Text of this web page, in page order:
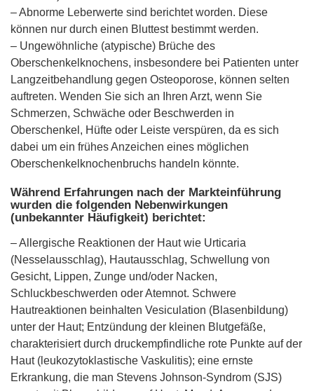
– Abnorme Leberwerte sind berichtet worden. Diese
können nur durch einen Bluttest bestimmt werden.
– Ungewöhnliche (atypische) Brüche des
Oberschenkelknochens, insbesondere bei Patienten unter
Langzeitbehandlung gegen Osteoporose, können selten
auftreten. Wenden Sie sich an Ihren Arzt, wenn Sie
Schmerzen, Schwäche oder Beschwerden in
Oberschenkel, Hüfte oder Leiste verspüren, da es sich
dabei um ein frühes Anzeichen eines möglichen
Oberschenkelknochenbruchs handeln könnte.
Während Erfahrungen nach der Markteinführung
wurden die folgenden Nebenwirkungen
(unbekannter Häufigkeit) berichtet:
– Allergische Reaktionen der Haut wie Urticaria
(Nesselausschlag), Hautausschlag, Schwellung von
Gesicht, Lippen, Zunge und/oder Nacken,
Schluckbeschwerden oder Atemnot. Schwere
Hautreaktionen beinhalten Vesiculation (Blasenbildung)
unter der Haut; Entzündung der kleinen Blutgefäße,
charakterisiert durch druckempfindliche rote Punkte auf der
Haut (leukozytoklastische Vaskulitis); eine ernste
Erkrankung, die man Stevens Johnson-Syndrom (SJS)